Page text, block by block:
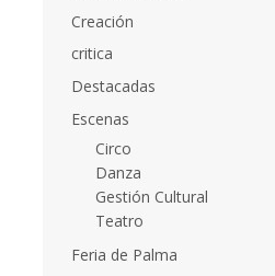
Creación
critica
Destacadas
Escenas
Circo
Danza
Gestión Cultural
Teatro
Feria de Palma